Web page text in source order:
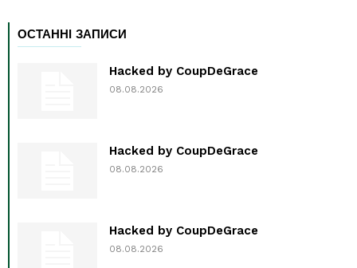
ОСТАННІ ЗАПИСИ
Hacked by CoupDeGrace
08.08.2026
Hacked by CoupDeGrace
08.08.2026
Hacked by CoupDeGrace
08.08.2026